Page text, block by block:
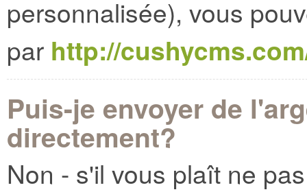
personnalisée), vous
par http://
Puis-je envoyer de
directement?
Non - s'il vous plaît ne